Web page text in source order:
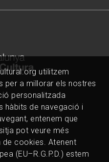
utilitzem
per a millorar els nostres
personalitzada
hàbits de navegació i
entenem que
pot veure més
cookies. Atenent
(EU–R.G.P.D.) estem